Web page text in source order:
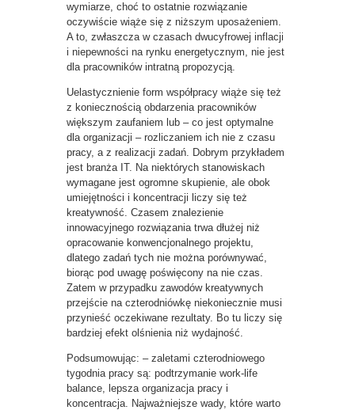
wymiarze, choć to ostatnie rozwiązanie
oczywiście wiąże się z niższym uposażeniem.
A to, zwłaszcza w czasach dwucyfrowej inflacji
i niepewności na rynku energetycznym, nie jest
dla pracowników intratną propozycją.
Uelastycznienie form współpracy wiąże się też
z koniecznością obdarzenia pracowników
większym zaufaniem lub – co jest optymalne
dla organizacji – rozliczaniem ich nie z czasu
pracy, a z realizacji zadań. Dobrym przykładem
jest branża IT. Na niektórych stanowiskach
wymagane jest ogromne skupienie, ale obok
umiejętności i koncentracji liczy się też
kreatywność. Czasem znalezienie
innowacyjnego rozwiązania trwa dłużej niż
opracowanie konwencjonalnego projektu,
dlatego zadań tych nie można porównywać,
biorąc pod uwagę poświęcony na nie czas.
Zatem w przypadku zawodów kreatywnych
przejście na czterodniówkę niekoniecznie musi
przynieść oczekiwane rezultaty. Bo tu liczy się
bardziej efekt olśnienia niż wydajność.
Podsumowując: – zaletami czterodniowego
tygodnia pracy są: podtrzymanie work-life
balance, lepsza organizacja pracy i
koncentracja. Najważniejsze wady, które warto